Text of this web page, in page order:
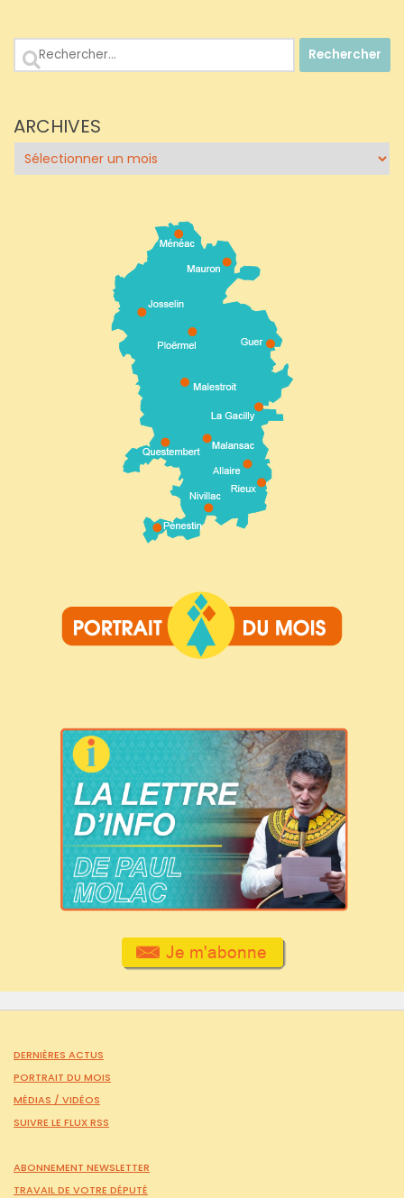
Rechercher :
ARCHIVES
Archives
DERNIÈRES ACTUS
PORTRAIT DU MOIS
MÉDIAS / VIDÉOS
SUIVRE LE FLUX RSS
ABONNEMENT NEWSLETTER
TRAVAIL DE VOTRE DÉPUTÉ